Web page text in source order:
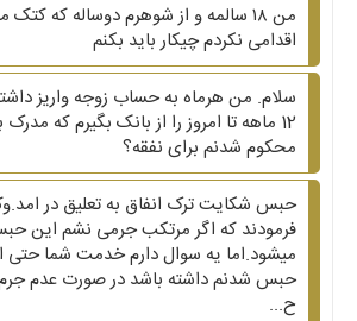
من ۱۸ سالمه و از شوهرم دوساله که
اقدامی نکردم چیکار باید بکنم
سلام. من هرماه به حساب زوجه واریز
12 ماهه تا امروز را از بانک بگیرم که
محکوم شدنم برای نفقه؟
حبس شکایت ترک انفاق به تعلیق در
فرمودند که اگر مرتکب جرمی نشم این
میشود.اما یه سوال دارم خدمت شما حتی
حبس شدنم داشته باشد در صورت عدم
ح...